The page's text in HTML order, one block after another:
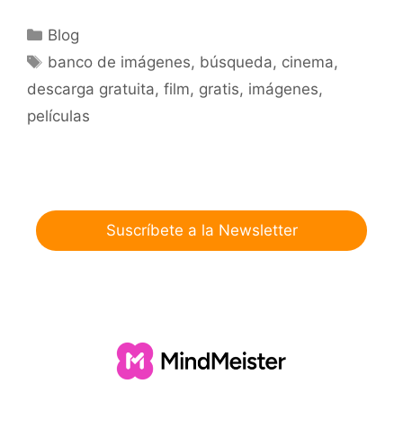
Categorías
Blog
Etiquetas
banco de imágenes, búsqueda, cinema,
descarga gratuita, film, gratis, imágenes,
películas
Suscríbete a la Newsletter